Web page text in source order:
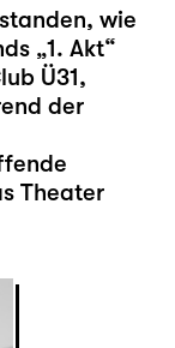
wie
„1. Akt“
Ü31,
der
Theater